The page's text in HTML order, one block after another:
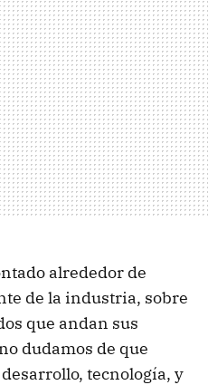
alrededor de
de la industria, sobre
que andan sus
dudamos de que
tecnología, y